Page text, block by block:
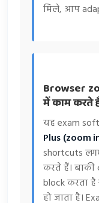
मिले, आप
Browser
में काम करते
यह exam
Plus (zoom
shortcuts
करते हैं। बाकी
block करता
हो जाता है।